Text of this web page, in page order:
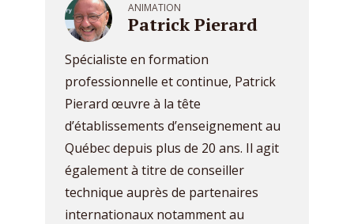
ANIMATION
Patrick Pierard
Spécialiste en formation
professionnelle et continue, Patrick
Pierard œuvre à la tête
d’établissements d’enseignement au
Québec depuis plus de 20 ans. Il agit
également à titre de conseiller
technique auprès de partenaires
internationaux notamment au